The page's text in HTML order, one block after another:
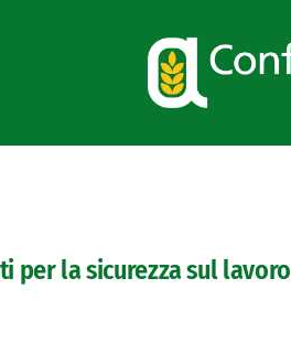
per la sicurezza sul